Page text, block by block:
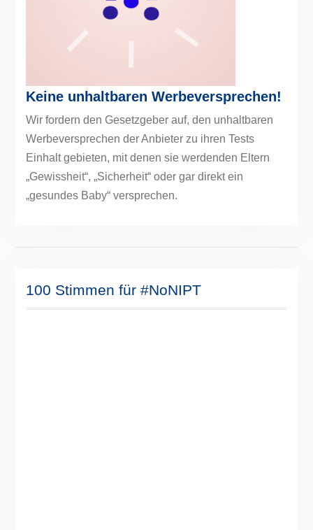
Keine unhaltbaren Werbeversprechen!
Wir fordern den Gesetzgeber auf, den unhaltbaren
Werbeversprechen der Anbieter zu ihren Tests
Einhalt gebieten, mit denen sie werdenden Eltern
„Gewissheit“, „Sicherheit“ oder gar direkt ein
„gesundes Baby“ versprechen.
100 Stimmen für #NoNIPT